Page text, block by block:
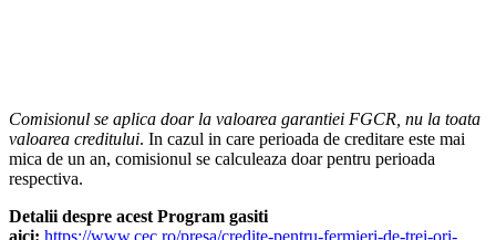
Comisionul se aplica doar la valoarea garantiei FGCR, nu la toata
valoarea creditului. In cazul in care perioada de creditare este mai
mica de un an, comisionul se calculeaza doar pentru perioada
respectiva.
Detalii despre acest Program gasiti
aici: https://www.cec.ro/presa/credite-pentru-fermieri-de-trei-ori-